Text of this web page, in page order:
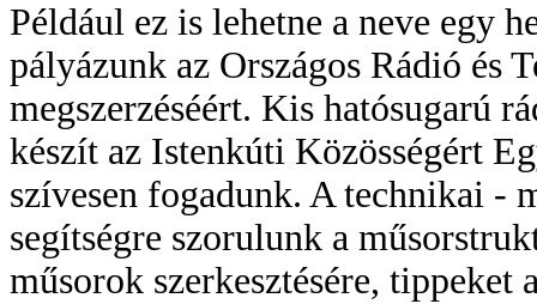
Például ez is lehetne a neve egy
pályázunk az Országos Rádió és
megszerzéséért. Kis hatósugarú
készít az Istenkúti Közösségért
szívesen fogadunk. A technikai -
segítségre szorulunk a
műsorok szerkesztésére, tippeket